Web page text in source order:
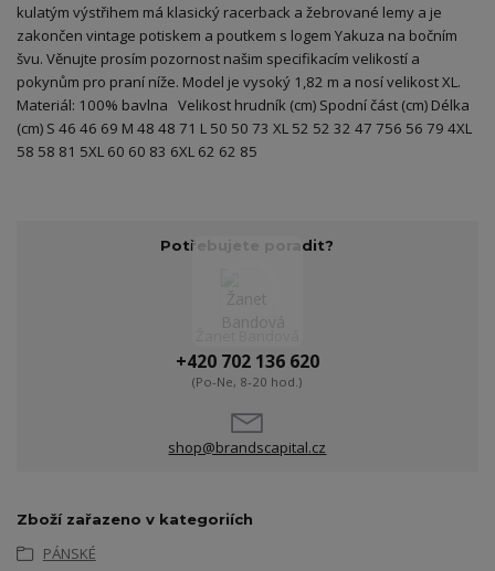
kulatým výstřihem má klasický racerback a žebrované lemy a je
zakončen vintage potiskem a poutkem s logem Yakuza na bočním
švu. Věnujte prosím pozornost našim specifikacím velikostí a
pokynům pro praní níže. Model je vysoký 1,82 m a nosí velikost XL.
Materiál: 100% bavlna Velikost hrudník (cm) Spodní část (cm) Délka
(cm) S 46 46 69 M 48 48 71 L 50 50 73 XL 52 52 32 47 756 56 79 4XL
58 58 81 5XL 60 60 83 6XL 62 62 85
Potřebujete poradit?
+420 702 136 620
(Po-Ne, 8-20 hod.)
shop@brandscapital.cz
Zboží zařazeno v kategoriích
PÁNSKÉ